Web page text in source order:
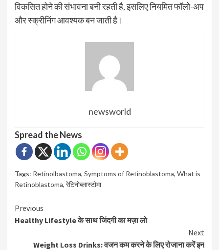
विकसित होने की संभावना बनी रहती है, इसलिए नियमित फॉलो-अप
और स्क्रीनिंग आवश्यक बन जाती है।
newsworld
Spread the News
Tags: Retinolbastoma, Symptoms of Retinoblastoma, What is
Retinoblastoma, रेटिनोब्लास्टोमा
Continue
Reading
Previous
Healthy Lifestyle के साथ जिंदगी का मज़ा लो
Next
Weight Loss Drinks: वजन कम करने के लिए रोजाना करें इन